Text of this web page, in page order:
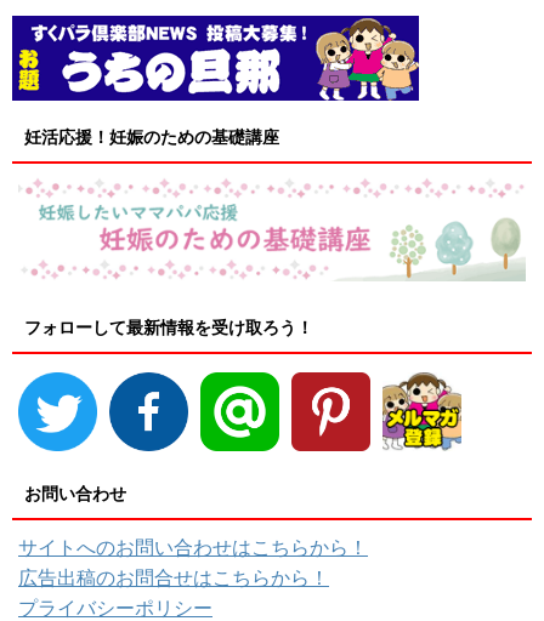
妊活応援！妊娠のための基礎講座
フォローして最新情報を受け取ろう！
お問い合わせ
サイトへのお問い合わせはこちらから！
広告出稿のお問合せはこちらから！
プライバシーポリシー